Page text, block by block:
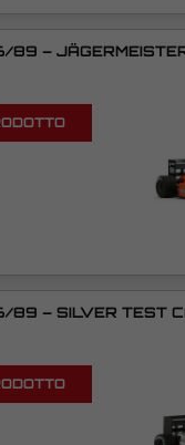
89 –
89 – SILVER TEST